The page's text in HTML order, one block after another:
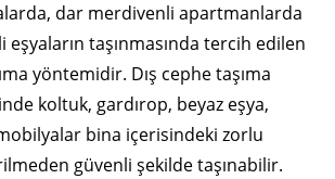
dar merdivenli apartmanlarda
taşınmasında tercih edilen
yöntemidir. Dış cephe taşıma
koltuk, gardırop, beyaz eşya,
bina içerisindeki zorlu
güvenli şekilde taşınabilir.